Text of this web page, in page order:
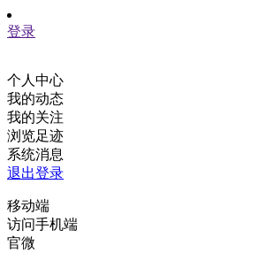
登录
个人中心
我的动态
我的关注
浏览足迹
系统消息
退出登录
移动端
访问手机端
官微